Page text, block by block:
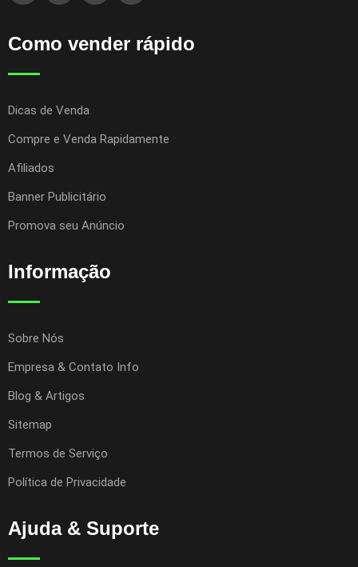
Como vender rápido
Dicas de Venda
Compre e Venda Rapidamente
Afiliados
Banner Publicitário
Promova seu Anúncio
Informação
Sobre Nós
Empresa & Contato Info
Blog & Artigos
Sitemap
Termos de Serviço
Política de Privacidade
Ajuda & Suporte